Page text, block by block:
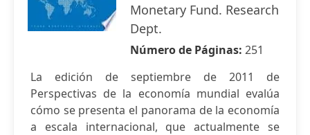
Monetary Fund. Research
Dept.
Número de Páginas: 251
La edición de septiembre de 2011 de
Perspectivas de la economía mundial evalúa
cómo se presenta el panorama de la economía
a escala internacional, que actualmente se